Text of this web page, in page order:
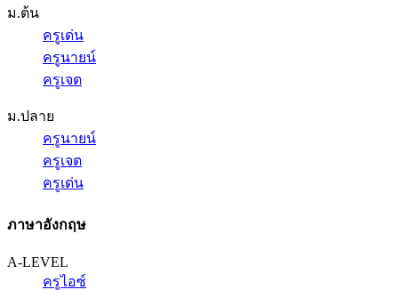
ม.ต้น
ครูเด่น
ครูนายน์
ครูเจต
ม.ปลาย
ครูนายน์
ครูเจต
ครูเด่น
ภาษาอังกฤษ
A-LEVEL
ครูไอซ์